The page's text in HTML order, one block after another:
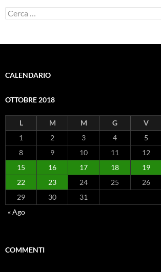
Ricerca
per:
CALENDARIO
OTTOBRE 2018
L M M G V
1
2 3 4 5
8
9 10 11 12
15
16 17 18 19
22
23 24 25 26
29
30
31
« Ago
COMMENTI